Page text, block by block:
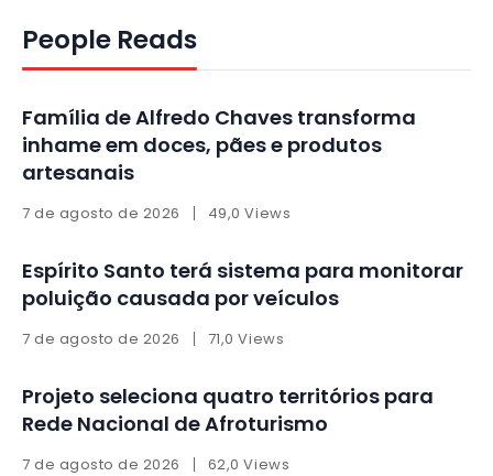
People Reads
Família de Alfredo Chaves transforma
inhame em doces, pães e produtos
artesanais
7 de agosto de 2026 49,0 Views
Espírito Santo terá sistema para monitorar
poluição causada por veículos
7 de agosto de 2026 71,0 Views
Projeto seleciona quatro territórios para
Rede Nacional de Afroturismo
7 de agosto de 2026 62,0 Views